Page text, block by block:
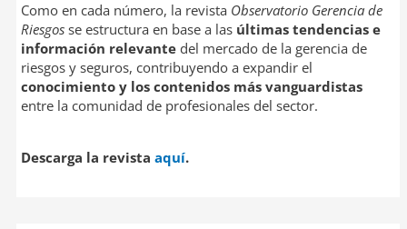
Como en cada número, la revista Observatorio Gerencia de
Riesgosse estructura en base a las últimas tendencias e
información relevantedel mercado de la gerencia de
riesgos y seguros, contribuyendo a expandir el
conocimiento y los contenidos más vanguardistas
entre la comunidad de profesionales del sector.
Descarga la revista aquí.